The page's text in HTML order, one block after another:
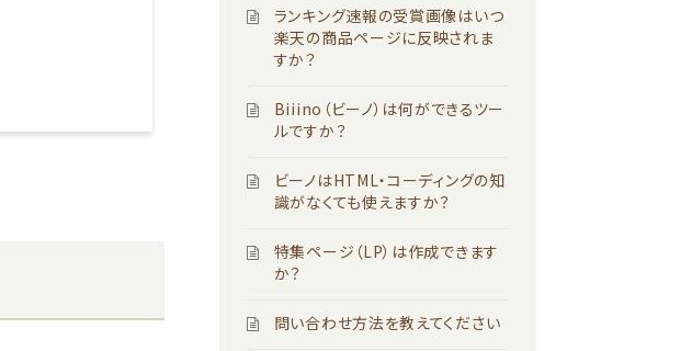
ランキング速報の受賞画像はいつ
楽天の商品ページに反映されま
すか？
Biiino（ビーノ）は何ができるツー
ルですか？
ビーノはHTML・コーディングの知
識がなくても使えますか？
特集ページ（LP）は作成できます
か？
問い合わせ方法を教えてください